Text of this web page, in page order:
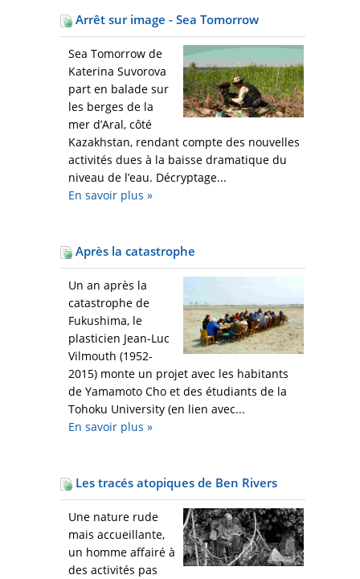
Arrêt sur image - Sea Tomorrow
Sea Tomorrow de
Katerina Suvorova
part en balade sur
les berges de la
mer d’Aral, côté
Kazakhstan, rendant compte des nouvelles
activités dues à la baisse dramatique du
niveau de l’eau. Décryptage...
En savoir plus »
Après la catastrophe
Un an après la
catastrophe de
Fukushima, le
plasticien Jean-Luc
Vilmouth (1952-
2015) monte un projet avec les habitants
de Yamamoto Cho et des étudiants de la
Tohoku University (en lien avec...
En savoir plus »
Les tracés atopiques de Ben Rivers
Une nature rude
mais accueillante,
un homme affairé à
des activités pas